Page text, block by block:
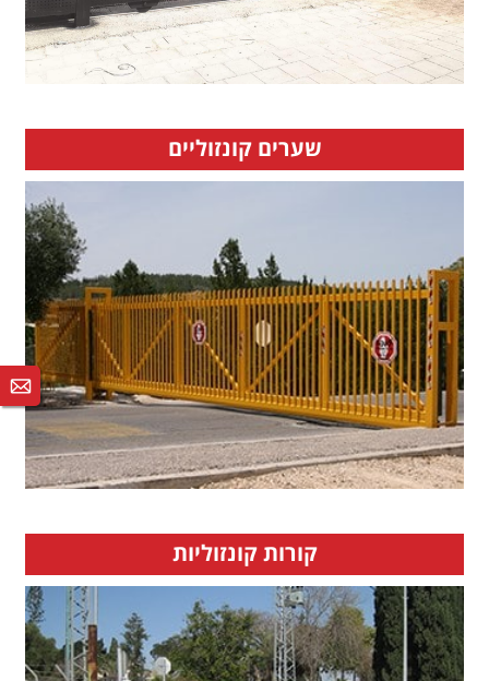
שערים קונזוליים
קורות קונזוליות